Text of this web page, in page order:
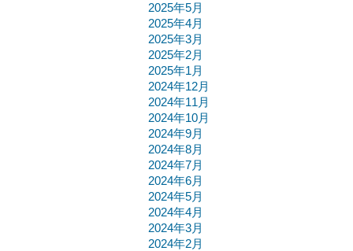
2025年5月
2025年4月
2025年3月
2025年2月
2025年1月
2024年12月
2024年11月
2024年10月
2024年9月
2024年8月
2024年7月
2024年6月
2024年5月
2024年4月
2024年3月
2024年2月